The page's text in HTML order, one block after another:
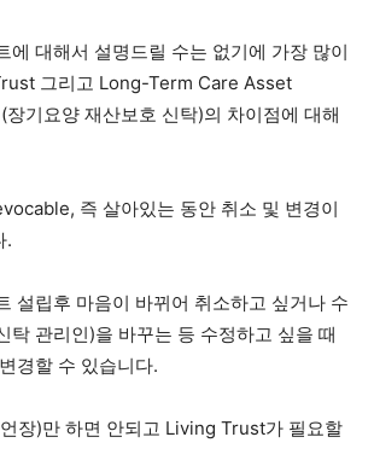
에 대해서 설명드릴 수는 없기에 가장 많이
그리고 Long-Term Care Asset
기요양 재산보호 신탁)의 차이점에 대해
즉 살아있는 동안 취소 및 변경이
.
설립후 마음이 바뀌어 취소하고 싶거나 수
탁 관리인)을 바꾸는 등 수정하고 싶을 때
경할 수 있습니다.
장)만 하면 안되고 Living Trust가 필요할